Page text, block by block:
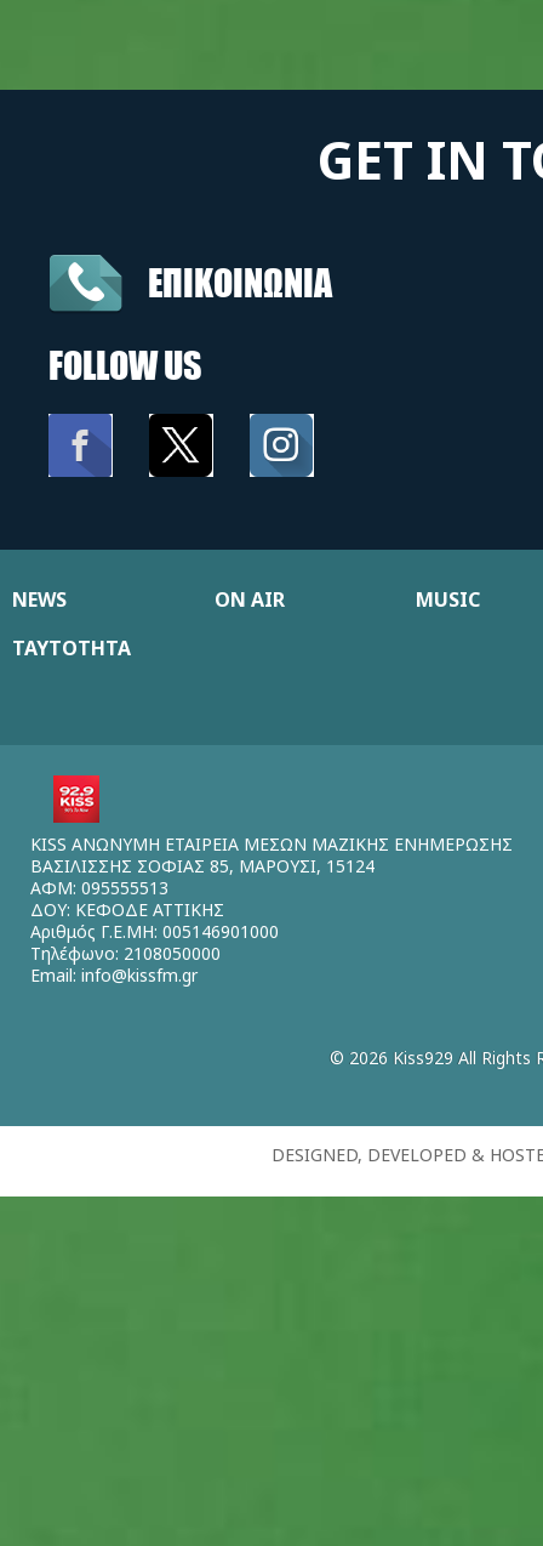
GET IN
ΕΠΙΚΟΙΝΩΝΙΑ
FOLLOW US
NEWS ON AIR
MUSIC
ΤΑΥΤΟΤΗΤΑ
KISS ΑΝΩΝΥΜΗ ΕΤΑΙΡΕΙΑ ΜΕΣΩΝ ΜΑΖΙΚΗΣ ΕΝΗΜΕΡΩΣΗΣ
ΒΑΣΙΛΙΣΣΗΣ ΣΟΦΙΑΣ 85, ΜΑΡΟΥΣΙ, 15124
ΑΦΜ: 095555513
ΔΟΥ: ΚΕΦΟΔΕ ΑΤΤΙΚΗΣ
Αριθμός Γ.Ε.ΜΗ: 005146901000
Τηλέφωνο: 2108050000
Email: info@kissfm.gr
© 2026 Kiss929 All Rights
DESIGNED, DEVELOPED &